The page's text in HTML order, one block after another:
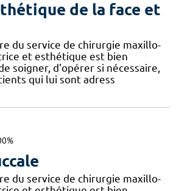
de la face et
du service de chirurgie maxillo-
et esthétique est bien
soigner, d'opérer si nécessaire,
qui lui sont adress
du service de chirurgie maxillo-